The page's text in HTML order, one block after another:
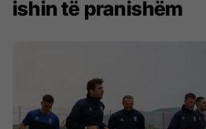
ishin të pranishëm